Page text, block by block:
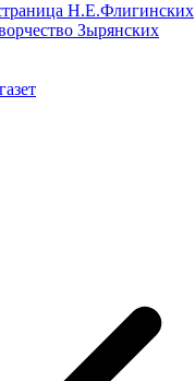
Н.Е.Флигинских
Зырянских